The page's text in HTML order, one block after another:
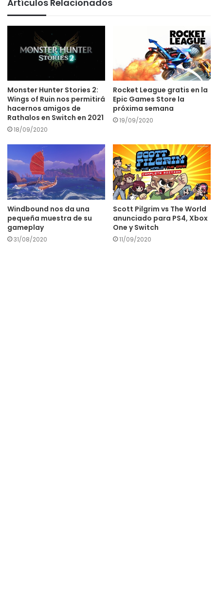
Artículos Relacionados
Monster Hunter Stories 2:
Wings of Ruin nos permitirá
hacernos amigos de
Rathalos en Switch en 2021
18/09/2020
Rocket League gratis en la
Epic Games Store la
próxima semana
19/09/2020
Windbound nos da una
pequeña muestra de su
gameplay
31/08/2020
Scott Pilgrim vs The World
anunciado para PS4, Xbox
One y Switch
11/09/2020